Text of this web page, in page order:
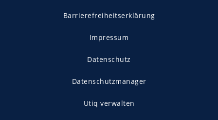
Barrierefreiheitserklärung
Impressum
Datenschutz
Datenschutzmanager
Utiq verwalten